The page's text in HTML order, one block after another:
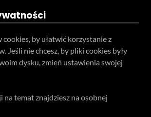
by ułatwić korzystanie z
Jeśli nie chcesz, by pliki cookies były
dysku, zmień ustawienia swojej
na temat znajdziesz na osobnej